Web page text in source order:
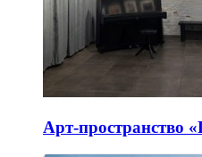
Арт-пространство